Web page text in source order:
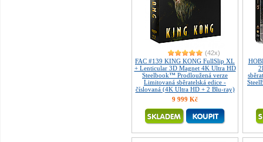
(42x)
FAC #139 KING KONG FullSlip XL
+ Lenticular 3D Magnet 4K Ultra HD
Steelbook™ Prodloužená verze
Limitovaná sběratelská edice -
číslovaná (4K Ultra HD + 2 Blu-ray)
9 999 Kč